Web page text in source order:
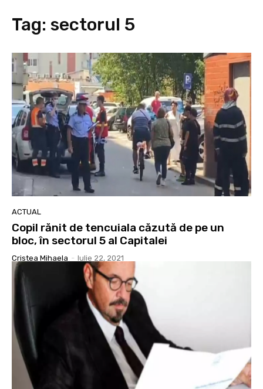
Tag: sectorul 5
ACTUAL
Copil rănit de tencuiala căzută de pe un
bloc, în sectorul 5 al Capitalei
Cristea Mihaela - Iulie 22, 2021